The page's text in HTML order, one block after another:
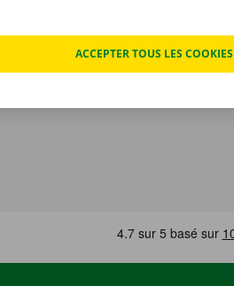
ACCEPTER TOUS LES COOKIES